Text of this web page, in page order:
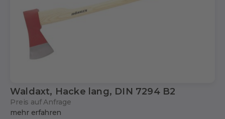
Waldaxt, Hacke lang, DIN 7294 B2
Preis auf Anfrage
mehr erfahren